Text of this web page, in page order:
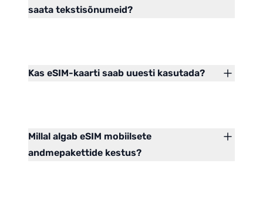
saata tekstisõnumeid?
Kas eSIM-kaarti saab uuesti kasutada?
Millal algab eSIM mobiilsete
andmepakettide kestus?